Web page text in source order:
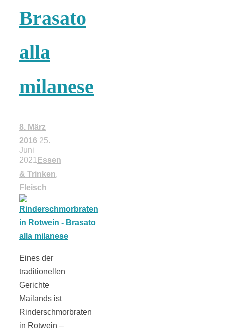
Brasato
alla
milanese
8. März
2016 25.
Juni
2021 Essen
& Trinken,
Fleisch
Eines der
traditionellen
Gerichte
Mailands ist
Rinderschmorbraten
in Rotwein –